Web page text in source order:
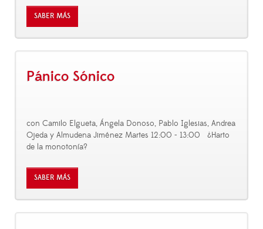
SABER MÁS
Pánico Sónico
con Camilo Elgueta, Ángela Donoso, Pablo Iglesias, Andrea
Ojeda y Almudena Jiménez Martes 12:00 - 13:00 ¿Harto
de la monotonía?
SABER MÁS